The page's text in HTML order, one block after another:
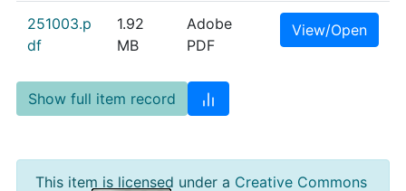
251003.p
df
1.92
MB
Adobe
PDF
View/Open
Show full item record
This item is licensed under a Creative Commons